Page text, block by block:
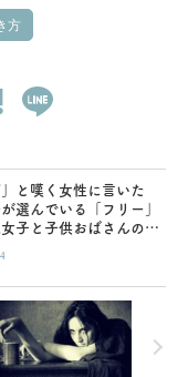
方
」と嘆く女性に言いた
選んでいる「フリー」
子と子供おばさんの恋